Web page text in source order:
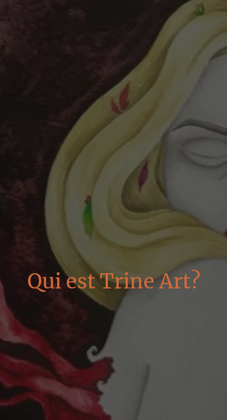
Qui est Trine Art?